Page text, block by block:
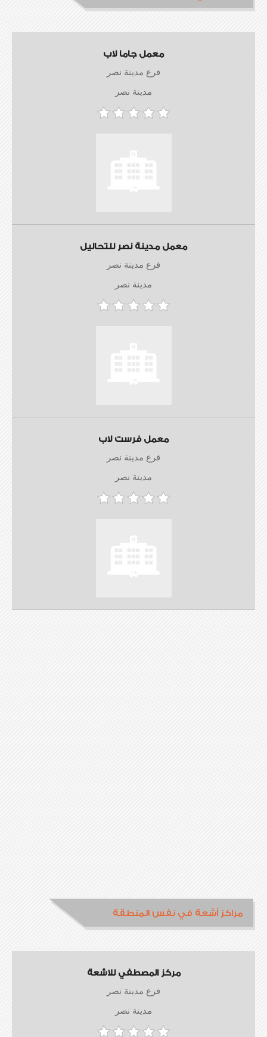
معمل جاما لاب
فرع مدينة نصر
مدينة نصر
معمل مدينة نصر للتحاليل
فرع مدينة نصر
مدينة نصر
معمل فرست لاب
فرع مدينة نصر
مدينة نصر
مراكز أشعة في نفس المنطقة
مركز المصطفي للاشعة
فرع مدينة نصر
مدينة نصر